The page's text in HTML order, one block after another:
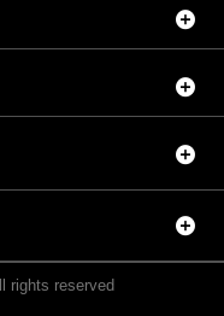
rights reserved